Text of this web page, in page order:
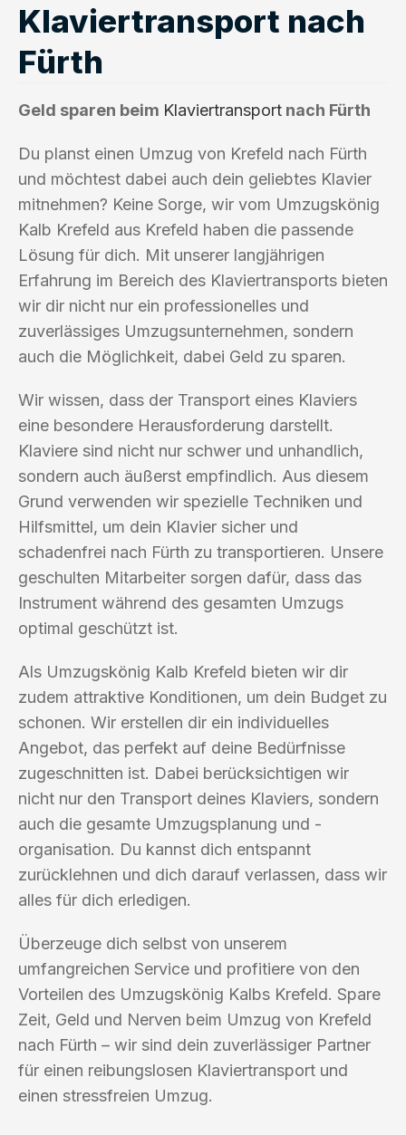
Klaviertransport nach
Fürth
Geld sparen beim Klaviertransport nach Fürth
Du planst einen Umzug von Krefeld nach Fürth
und möchtest dabei auch dein geliebtes Klavier
mitnehmen? Keine Sorge, wir vom Umzugskönig
Kalb Krefeld aus Krefeld haben die passende
Lösung für dich. Mit unserer langjährigen
Erfahrung im Bereich des Klaviertransports bieten
wir dir nicht nur ein professionelles und
zuverlässiges Umzugsunternehmen, sondern
auch die Möglichkeit, dabei Geld zu sparen.
Wir wissen, dass der Transport eines Klaviers
eine besondere Herausforderung darstellt.
Klaviere sind nicht nur schwer und unhandlich,
sondern auch äußerst empfindlich. Aus diesem
Grund verwenden wir spezielle Techniken und
Hilfsmittel, um dein Klavier sicher und
schadenfrei nach Fürth zu transportieren. Unsere
geschulten Mitarbeiter sorgen dafür, dass das
Instrument während des gesamten Umzugs
optimal geschützt ist.
Als Umzugskönig Kalb Krefeld bieten wir dir
zudem attraktive Konditionen, um dein Budget zu
schonen. Wir erstellen dir ein individuelles
Angebot, das perfekt auf deine Bedürfnisse
zugeschnitten ist. Dabei berücksichtigen wir
nicht nur den Transport deines Klaviers, sondern
auch die gesamte Umzugsplanung und -
organisation. Du kannst dich entspannt
zurücklehnen und dich darauf verlassen, dass wir
alles für dich erledigen.
Überzeuge dich selbst von unserem
umfangreichen Service und profitiere von den
Vorteilen des Umzugskönig Kalbs Krefeld. Spare
Zeit, Geld und Nerven beim Umzug von Krefeld
nach Fürth – wir sind dein zuverlässiger Partner
für einen reibungslosen Klaviertransport und
einen stressfreien Umzug.